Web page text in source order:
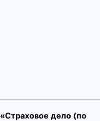
«Страховое дело (по